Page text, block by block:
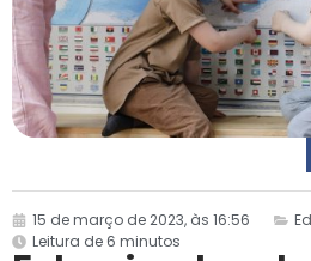
15 de março de 2023, às 16:56
Leitura de 6 minutos